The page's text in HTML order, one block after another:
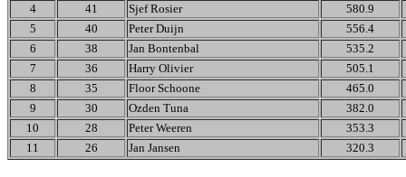
4
41 Sjef Rosier
580.9
5
40 Peter Duijn
556.4
6
38 Jan Bontenbal
535.2
7
36 Harry Olivier
505.1
8
35 Floor Schoone
465.0
9
30 Ozden Tuna
382.0
10
28 Peter Weeren
353.3
11
26 Jan Jansen 320.3